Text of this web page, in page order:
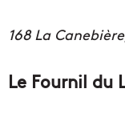
168 La
Le Fournil du